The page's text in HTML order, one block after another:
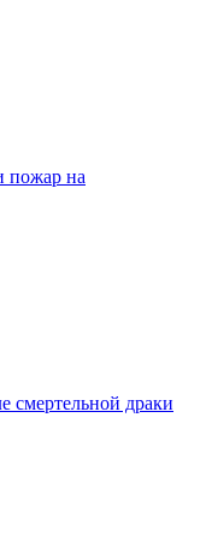
пожар на
смертельной драки